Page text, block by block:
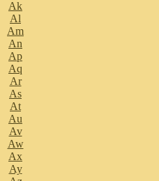
Ak
Al
Am
An
Ap
Aq
Ar
As
At
Au
Av
Aw
Ax
Ay